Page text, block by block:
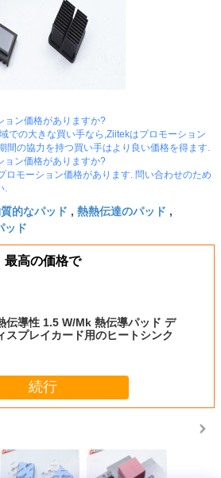
ョン価格がありますか?
での大きな買い手なら,Ziitekはプロモーション
間の協力を持つ買い手はより良い価格を得ます.
ョン価格がありますか?
ロモーション価格があります. 問い合わせのため
.
的なパッド , 熱熱伝達のパッド ,
ッド
最高の価格で
伝導性 1.5 W/Mk 熱伝導パッド デ
スプレイカード用のヒートシンク
続行